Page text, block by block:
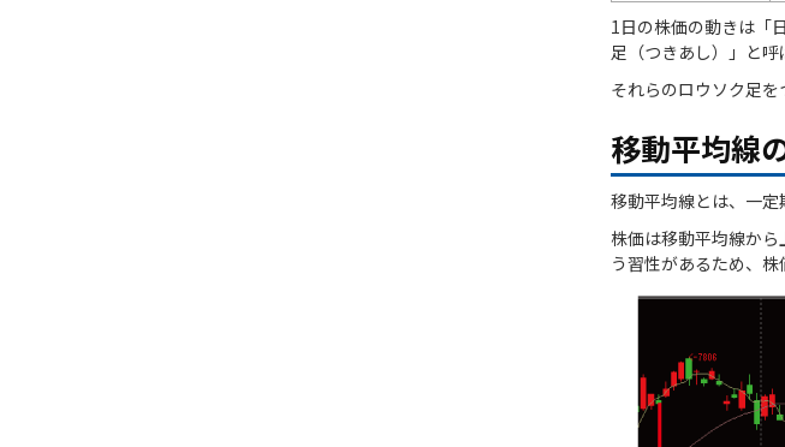
1日の株価の動きは「
足（つきあし）」と呼
それらのロウソク足を
移動平均線
移動平均線とは、一定
株価は移動平均線か
う習性があるため、